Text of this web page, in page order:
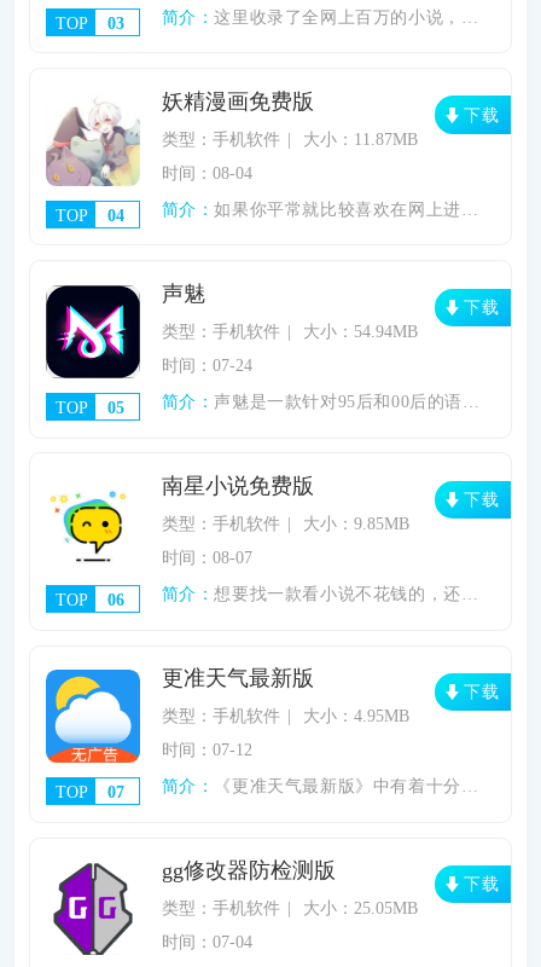
TOP 03
简介：这里收录了全网上百万的小说，拥有丰厚的小
TOP 04
妖精漫画免费版
类型：手机软件
大小：11.87MB
时间：08-04
简介：如果你平常就比较喜欢在网上进行购物，那你
下载
TOP 05
声魅
类型：手机软件
大小：54.94MB
时间：07-24
简介：声魅是一款针对95后和00后的语音交友应
下载
TOP 06
南星小说免费版
类型：手机软件
大小：9.85MB
时间：08-07
简介：想要找一款看小说不花钱的，还能离线下载全
下载
TOP 07
更准天气最新版
类型：手机软件
大小：4.95MB
时间：07-12
简介：
《更准天气最新版》中有着十分强大的后台云
下载
gg修改器防检测版
类型：手机软件
大小：25.05MB
时间：07-04
下载